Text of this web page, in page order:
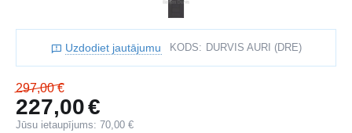
Uzdodiet jautājumu KODS: DURVIS AURI (DRE)
297,00 €
227,00€
Jūsu ietaupījums:70,00 €